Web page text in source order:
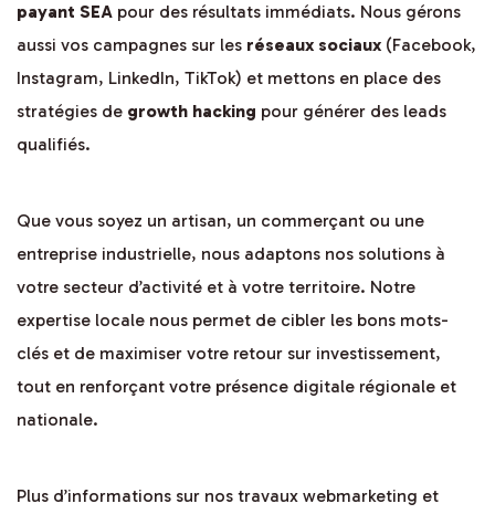
payant SEA pour des résultats immédiats. Nous gérons
aussi vos campagnes sur les réseaux sociaux (Facebook,
Instagram, LinkedIn, TikTok) et mettons en place des
stratégies de growth hacking pour générer des leads
qualifiés.
Que vous soyez un artisan, un commerçant ou une
entreprise industrielle, nous adaptons nos solutions à
votre secteur d’activité et à votre territoire. Notre
expertise locale nous permet de cibler les bons mots-
clés et de maximiser votre retour sur investissement,
tout en renforçant votre présence digitale régionale et
nationale.
Plus d’informations sur nos travaux webmarketing et